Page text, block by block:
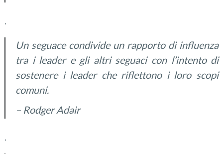
.
Un seguacecondivide un rapporto di influenza
tra i leader e gli altri seguaci con l’intento di
sostenere i leader che riflettono i loro scopi
comuni.
– Rodger Adair
.